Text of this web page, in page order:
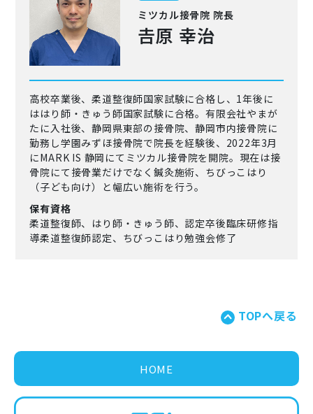
HOME
ミツカル接骨院 院長
𠮷原 幸治
高校卒業後、柔道整復師国家試験に合格し、1年後に
ははり師・きゅう師国家試験に合格。有限会社やまが
たに入社後、静岡県東部の接骨院、静岡市内接骨院に
勤務し学園みずほ接骨院で院長を経験後、2022年3月
にMARK IS 静岡にてミツカル接骨院を開院。現在は接
骨院にて接骨業だけでなく鍼灸施術、ちびっこはり
（子ども向け）と幅広い施術を行う。
保有資格
柔道整復師、はり師・きゅう師、認定卒後臨床研修指
導柔道整復師認定、ちびっこはり勉強会修了
TOPへ戻る